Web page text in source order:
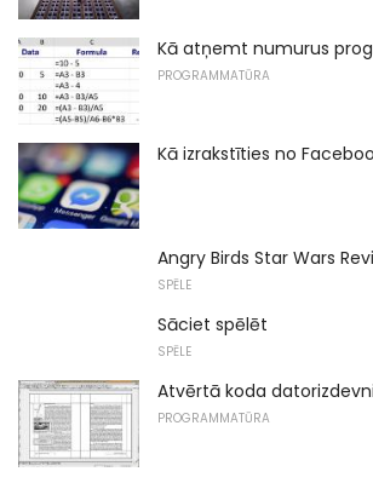
Kā atņemt numurus
PROGRAMMATŪRA
Kā izrakstīties no
Angry Birds Star Wars
SPĒLE
Sāciet spēlēt
SPĒLE
Atvērtā koda
PROGRAMMATŪRA